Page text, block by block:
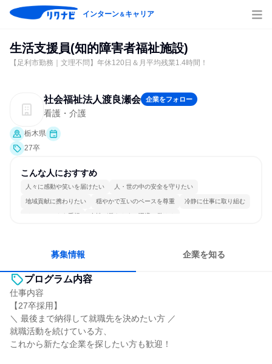
インターン＆キャリア
生活支援員(知的障害者福祉施設)
【足利市勤務｜文理不問】年休120日＆月平均残業1.4時間！
社会福祉法人渡良瀬会 企業をフォロー
看護・介護
栃木県
27卒
こんな人におすすめ
人々に感動や笑いを届けたい 人・世の中の安全を守りたい
地域貢献に携わりたい 穏やかで互いのペースを尊重 冷静に仕事に取り組む
チームワークを重視 女性が働きやすい環境で働ける
募集情報 企業を知る
プログラム内容
仕事内容
【27卒採用】
＼ 最後まで納得して就職先を決めたい方 ／
就職活動を続けている方、
これから新たな企業を探したい方も歓迎！